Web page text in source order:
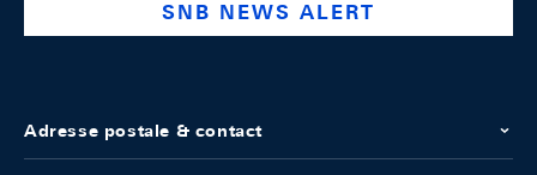
SNB NEWS ALERT
Adresse postale & contact